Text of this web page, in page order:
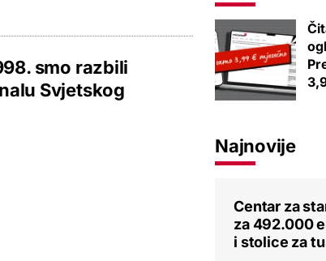
smo razbili
Svjetskog
Najnovije
Centar za
za 492.000
i stolice za